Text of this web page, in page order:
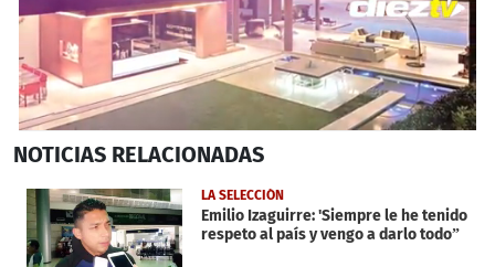
seconds
1
minute,
11
seconds
NOTICIAS RELACIONADAS
LA SELECCIÓN
Emilio Izaguirre: 'Siempre le he tenido
respeto al país y vengo a darlo todo”